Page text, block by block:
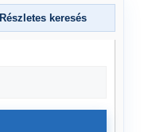
Részletes keresés